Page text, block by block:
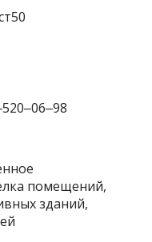
помещений,
зданий,